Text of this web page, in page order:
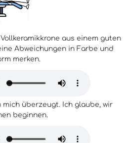
aus einem guten
Abweichungen in Farbe und
merken.
mich überzeugt. Ich glaube, wir
beginnen.